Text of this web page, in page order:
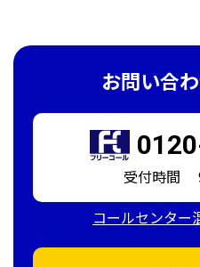
お問い合
受付時間
コールセンター